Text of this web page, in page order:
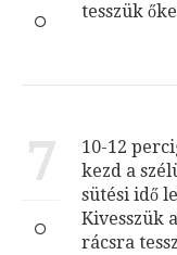
tesszük
7
10-12
kezd a
sütési idő
Kivesszük
rácsra